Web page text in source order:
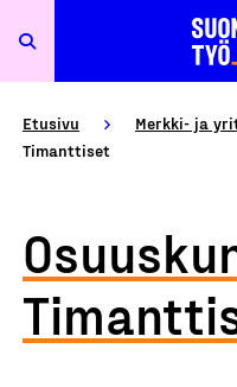
Etusivu Merkki- ja
Timanttiset